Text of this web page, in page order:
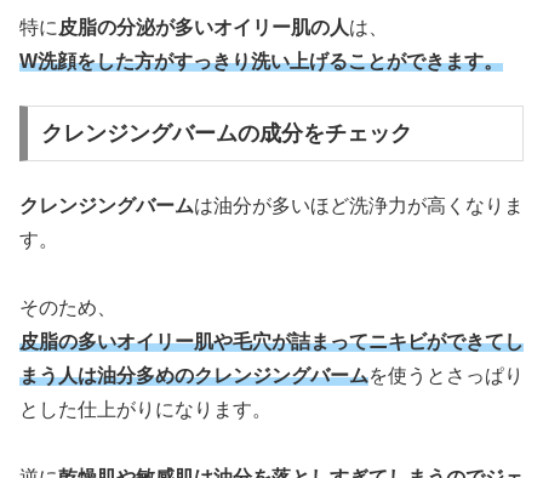
特に 皮脂の分泌が多いオイリー肌の人は、
W洗顔をした方がすっきり洗い上げることができます。
クレンジングバームの成分をチェック
クレンジングバームは油分が多いほど洗浄力が高くなりま
す。
そのため、
皮脂の多いオイリー肌や毛穴が詰まってニキビができてし
まう人は油分多めのクレンジングバームを使うとさっぱり
とした仕上がりになります。